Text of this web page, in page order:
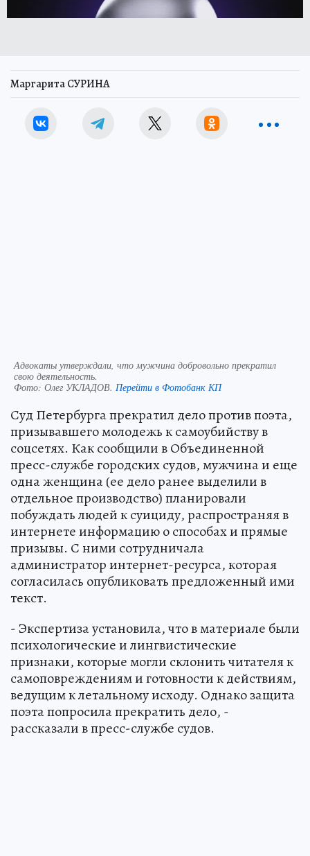
Маргарита СУРИНА
Адвокаты утверждали, что мужчина добровольно прекратил
свою деятельность.
Фото: Олег УКЛАДОВ. Перейти в Фотобанк КП
Суд Петербурга прекратил дело против поэта,
призывавшего молодежь к самоубийству в
соцсетях. Как сообщили в Объединенной
пресс-службе городских судов, мужчина и еще
одна женщина (ее дело ранее выделили в
отдельное производство) планировали
побуждать людей к суициду, распространяя в
интернете информацию о способах и прямые
призывы. С ними сотрудничала
администратор интернет-ресурса, которая
согласилась опубликовать предложенный ими
текст.
- Экспертиза установила, что в материале были
психологические и лингвистические
признаки, которые могли склонить читателя к
самоповреждениям и готовности к действиям,
ведущим к летальному исходу. Однако защита
поэта попросила прекратить дело, -
рассказали в пресс-службе судов.